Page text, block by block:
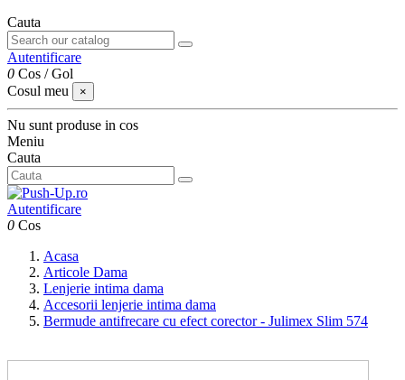
Cauta
Autentificare
0 Cos /Gol
Cosul meu
×
Nu sunt produse in cos
Meniu
Cauta
Autentificare
0 Cos
Acasa
Articole Dama
Lenjerie intima dama
Accesorii lenjerie intima dama
Bermude antifrecare cu efect corector - Julimex Slim 574